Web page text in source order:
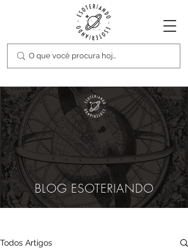
BLOG ESOTERIANDO
Todos Artigos